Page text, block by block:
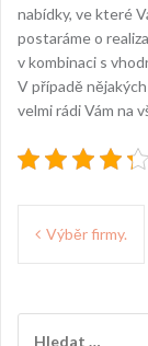
nabídky, ve které
postaráme o
v kombinaci s
V případě
velmi rádi Vám na
Navigace
Výběr firmy.